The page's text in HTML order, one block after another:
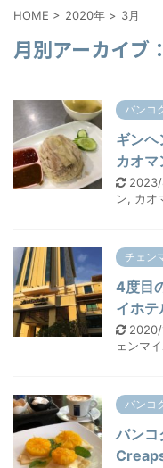
HOME > 2020年 > 3月
月別アーカイブ
バンコ
ギンヘ
カオ
ン, カオ
チェン
4度目
イホテ
ェンマ
バンコ
バンコ